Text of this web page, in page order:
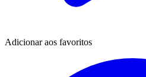
Adicionar aos favoritos